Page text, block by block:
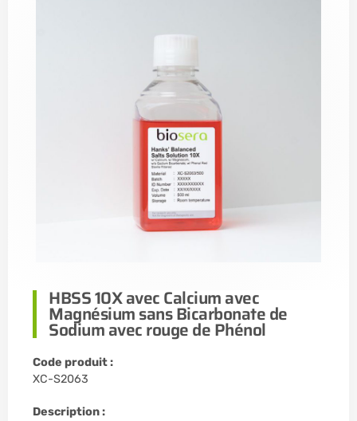
HBSS 10X avec Calcium avec
Magnésium sans Bicarbonate de
Sodium avec rouge de Phénol
Code produit :
XC-S2063
Description :